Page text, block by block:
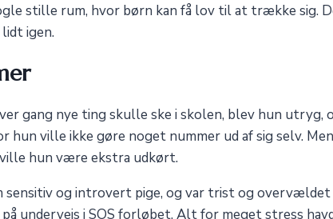
stille rum, hvor børn kan få lov til at trække sig.
igen.
gang nye ting skulle ske i skolen, blev hun utryg,
ville ikke gøre noget nummer ud af sig selv.
ville hun være ekstra udkørt.
sensitiv og introvert pige, og var trist og
undervejs i SOS forløbet. Alt for meget stress